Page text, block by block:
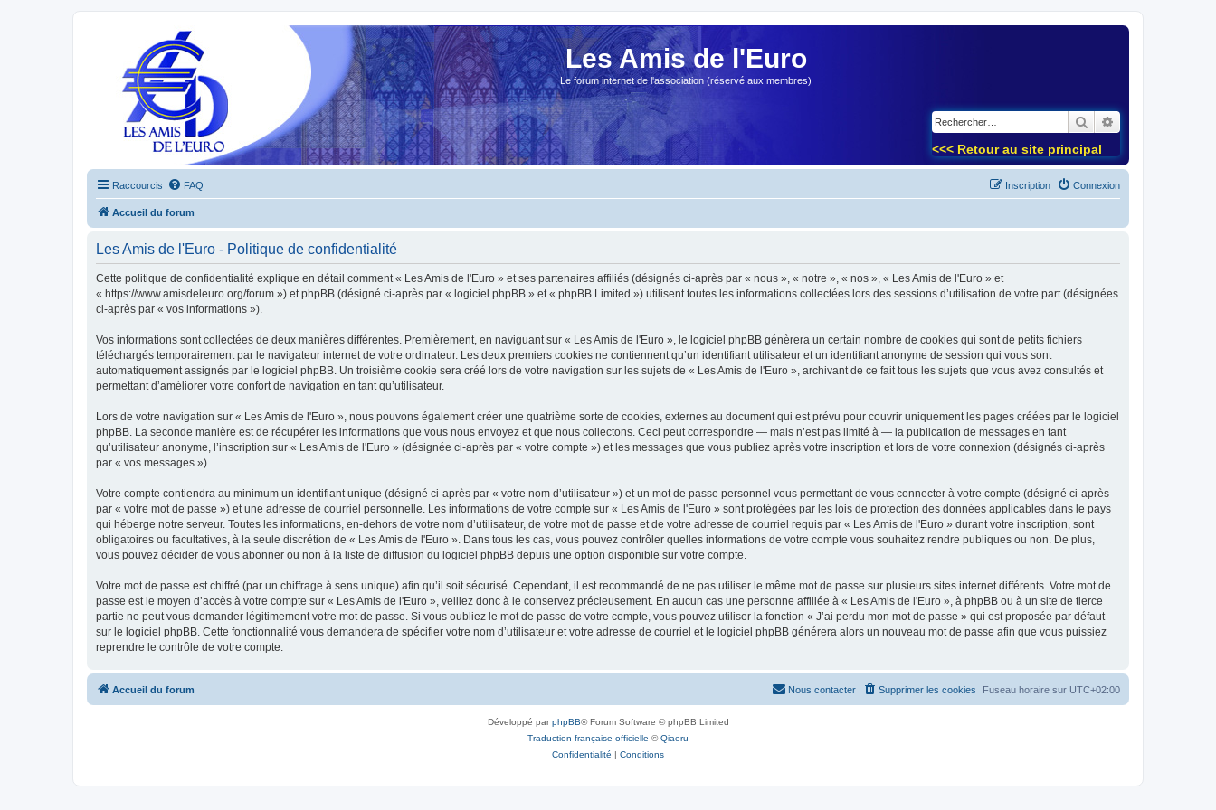
Les Amis de l'Euro
Le forum internet de l'association (réservé aux membres)
Rechercher
<<< Retour au site principal
Raccourcis FAQ Connexion
Inscription
Accueil du forum
Les Amis de l'Euro - Politique de confidentialité
Cette politique de confidentialité explique en détail comment « Les Amis de l'Euro » et ses partenaires affiliés (désignés ci-après par « nous », « notre », « nos », « Les Amis de l'Euro » et
« https://www.amisdeleuro.org/forum ») et phpBB (désigné ci-après par « logiciel phpBB » et « phpBB Limited ») utilisent toutes les informations collectées lors des sessions d’utilisation de votre part (désignées
ci-après par « vos informations »).
Vos informations sont collectées de deux manières différentes. Premièrement, en naviguant sur « Les Amis de l'Euro », le logiciel phpBB génèrera un certain nombre de cookies qui sont de petits fichiers
téléchargés temporairement par le navigateur internet de votre ordinateur. Les deux premiers cookies ne contiennent qu’un identifiant utilisateur et un identifiant anonyme de session qui vous sont
automatiquement assignés par le logiciel phpBB. Un troisième cookie sera créé lors de votre navigation sur les sujets de « Les Amis de l'Euro », archivant de ce fait tous les sujets que vous avez consultés et
permettant d’améliorer votre confort de navigation en tant qu’utilisateur.
Lors de votre navigation sur « Les Amis de l'Euro », nous pouvons également créer une quatrième sorte de cookies, externes au document qui est prévu pour couvrir uniquement les pages créées par le logiciel
phpBB. La seconde manière est de récupérer les informations que vous nous envoyez et que nous collectons. Ceci peut correspondre — mais n’est pas limité à — la publication de messages en tant
qu’utilisateur anonyme, l’inscription sur « Les Amis de l'Euro » (désignée ci-après par « votre compte ») et les messages que vous publiez après votre inscription et lors de votre connexion (désignés ci-après
par « vos messages »).
Votre compte contiendra au minimum un identifiant unique (désigné ci-après par « votre nom d’utilisateur ») et un mot de passe personnel vous permettant de vous connecter à votre compte (désigné ci-après
par « votre mot de passe ») et une adresse de courriel personnelle. Les informations de votre compte sur « Les Amis de l'Euro » sont protégées par les lois de protection des données applicables dans le pays
qui héberge notre serveur. Toutes les informations, en-dehors de votre nom d’utilisateur, de votre mot de passe et de votre adresse de courriel requis par « Les Amis de l'Euro » durant votre inscription, sont
obligatoires ou facultatives, à la seule discrétion de « Les Amis de l'Euro ». Dans tous les cas, vous pouvez contrôler quelles informations de votre compte vous souhaitez rendre publiques ou non. De plus,
vous pouvez décider de vous abonner ou non à la liste de diffusion du logiciel phpBB depuis une option disponible sur votre compte.
Votre mot de passe est chiffré (par un chiffrage à sens unique) afin qu’il soit sécurisé. Cependant, il est recommandé de ne pas utiliser le même mot de passe sur plusieurs sites internet différents. Votre mot de
passe est le moyen d’accès à votre compte sur « Les Amis de l'Euro », veillez donc à le conservez précieusement. En aucun cas une personne affiliée à « Les Amis de l'Euro », à phpBB ou à un site de tierce
partie ne peut vous demander légitimement votre mot de passe. Si vous oubliez le mot de passe de votre compte, vous pouvez utiliser la fonction « J’ai perdu mon mot de passe » qui est proposée par défaut
sur le logiciel phpBB. Cette fonctionnalité vous demandera de spécifier votre nom d’utilisateur et votre adresse de courriel et le logiciel phpBB générera alors un nouveau mot de passe afin que vous puissiez
reprendre le contrôle de votre compte.
Accueil du forum Fuseau horaire sur UTC+02:00
Supprimer les cookies
Nous contacter
Développé parphpBB® Forum Software © phpBB Limited
Traduction française officielle ©Qiaeru
Confidentialité | Conditions